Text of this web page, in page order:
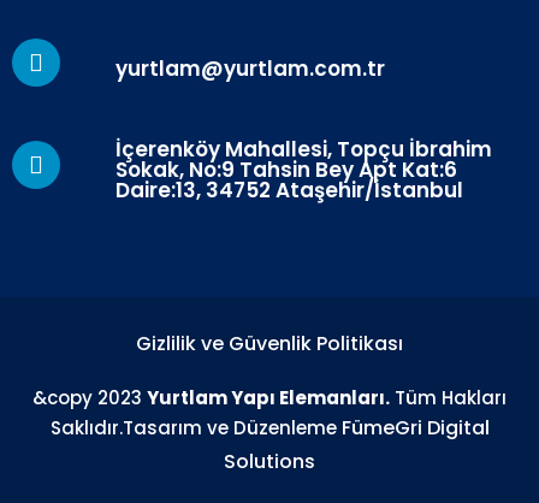
yurtlam@yurtlam.com.tr
İçerenköy Mahallesi, Topçu İbrahim
Sokak, No:9 Tahsin Bey Apt Kat:6
Daire:13, 34752 Ataşehir/İstanbul
&copy 2023 Yurtlam Yapı Elemanları. Tüm Hakları
Saklıdır.Tasarım ve Düzenleme FümeGri Digital
Solutions
Gizlilik ve Güvenlik Politikası